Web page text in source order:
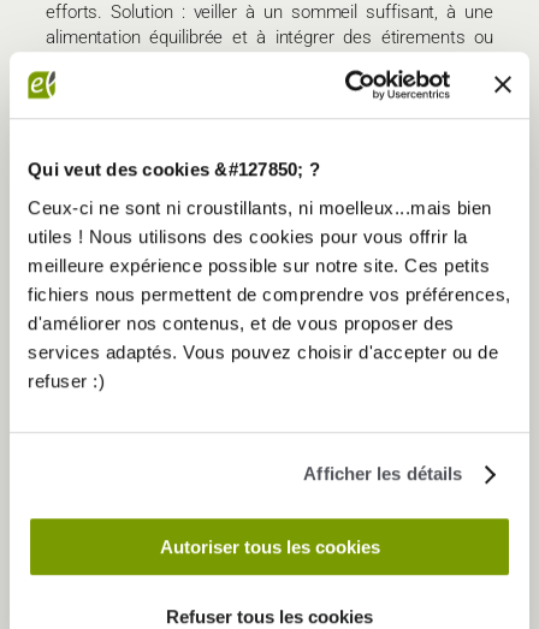
Qui veut des cookies &#127850; ?
Ceux-ci ne sont ni croustillants, ni moelleux...mais bien
utiles ! Nous utilisons des cookies pour vous offrir la
meilleure expérience possible sur notre site. Ces petits
fichiers nous permettent de comprendre vos préférences,
d'améliorer nos contenus, et de vous proposer des
services adaptés. Vous pouvez choisir d'accepter ou de
refuser :)
Afficher les détails
Autoriser tous les cookies
Refuser tous les cookies
efforts. Solution : veiller à un sommeil suffisant, à une
alimentation équilibrée et à intégrer des étirements ou
que la qualité du sommeil est un facteur direct de
récupération musculaire et d’efficacité à l’entraînement.
perdent rapidement en pertinence. Impact : abandon
dans les 3 premiers mois, sentiment de ne pas
progresser. Solution : définir un objectif concret et
mesurable (améliorer son endurance, gagner en mobilité)
et se faire accompagner par un professionnel. Un suivi
toutes les 6 à 8 semaines permet d’ajuster le programme
et de maintenir la motivation sur la durée.
COMMENT MAXIMISER VOS 2 SÉANCES PAR SEMAINE